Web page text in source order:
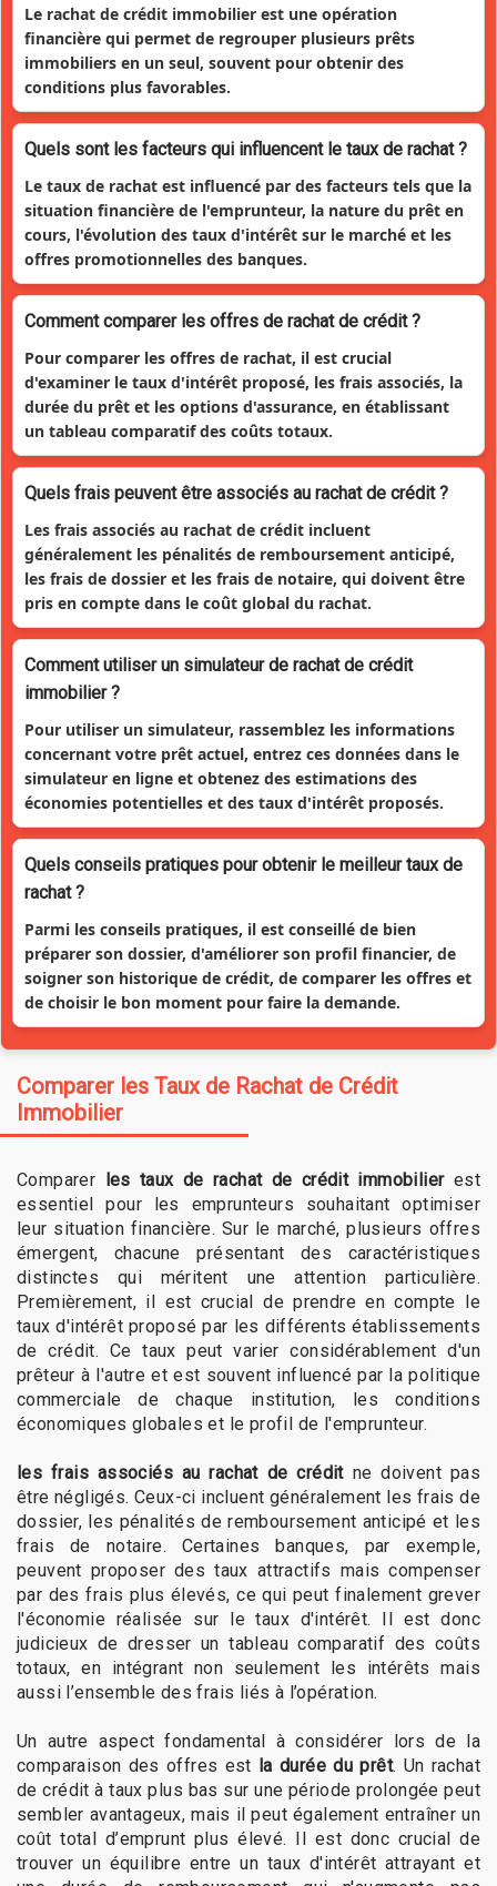
Le rachat de crédit immobilier est une opération
financière qui permet de regrouper plusieurs prêts
immobiliers en un seul, souvent pour obtenir des
conditions plus favorables.
Quels sont les facteurs qui influencent le taux de rachat ?
Le taux de rachat est influencé par des facteurs tels que la
situation financière de l'emprunteur, la nature du prêt en
cours, l'évolution des taux d'intérêt sur le marché et les
offres promotionnelles des banques.
Comment comparer les offres de rachat de crédit ?
Pour comparer les offres de rachat, il est crucial
d'examiner le taux d'intérêt proposé, les frais associés, la
durée du prêt et les options d'assurance, en établissant
un tableau comparatif des coûts totaux.
Quels frais peuvent être associés au rachat de crédit ?
Les frais associés au rachat de crédit incluent
généralement les pénalités de remboursement anticipé,
les frais de dossier et les frais de notaire, qui doivent être
pris en compte dans le coût global du rachat.
Comment utiliser un simulateur de rachat de crédit
immobilier ?
Pour utiliser un simulateur, rassemblez les informations
concernant votre prêt actuel, entrez ces données dans le
simulateur en ligne et obtenez des estimations des
économies potentielles et des taux d'intérêt proposés.
Quels conseils pratiques pour obtenir le meilleur taux de
rachat ?
Parmi les conseils pratiques, il est conseillé de bien
préparer son dossier, d'améliorer son profil financier, de
soigner son historique de crédit, de comparer les offres et
de choisir le bon moment pour faire la demande.
Comparer les Taux de Rachat de Crédit
Immobilier
Comparer les taux de rachat de crédit immobilierest
essentiel pour les emprunteurs souhaitant optimiser
leur situation financière. Sur le marché, plusieurs offres
émergent, chacune présentant des caractéristiques
distinctes qui méritent une attention particulière.
Premièrement, il est crucial de prendre en compte le
taux d'intérêt proposé par les différents établissements
de crédit. Ce taux peut varier considérablement d'un
prêteur à l'autre et est souvent influencé par la politique
commerciale de chaque institution, les conditions
économiques globales et le profil de l'emprunteur.
les frais associés au rachat de créditne doivent pas
être négligés. Ceux-ci incluent généralement les frais de
dossier, les pénalités de remboursement anticipé et les
frais de notaire. Certaines banques, par exemple,
peuvent proposer des taux attractifs mais compenser
par des frais plus élevés, ce qui peut finalement grever
l'économie réalisée sur le taux d'intérêt. Il est donc
judicieux de dresser un tableau comparatif des coûts
totaux, en intégrant non seulement les intérêts mais
aussi l’ensemble des frais liés à l’opération.
Un autre aspect fondamental à considérer lors de la
comparaison des offres est la durée du prêt. Un rachat
de crédit à taux plus bas sur une période prolongée peut
sembler avantageux, mais il peut également entraîner un
coût total d’emprunt plus élevé. Il est donc crucial de
trouver un équilibre entre un taux d'intérêt attrayant et